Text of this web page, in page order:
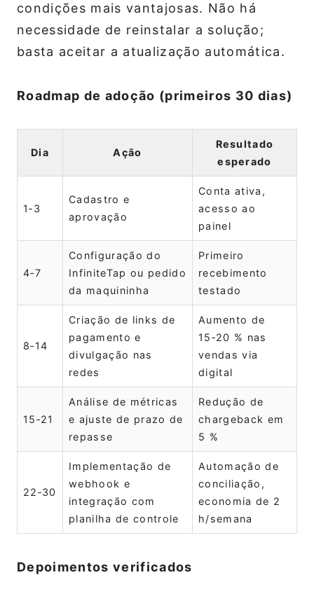
condições mais vantajosas. Não há
necessidade de reinstalar a solução;
basta aceitar a atualização automática.
Roadmap de adoção (primeiros 30 dias)
Dia Ação
Resultado
esperado
1‑3
Cadastro e
aprovação
Conta ativa,
acesso ao
painel
4‑7
Configuração do
InfiniteTap ou pedido
da maquininha
Primeiro
recebimento
testado
8‑14
Criação de links de
pagamento e
divulgação nas
redes
Aumento de
15‑20 % nas
vendas via
digital
15‑21
Análise de métricas
e ajuste de prazo de
repasse
Redução de
chargeback em
5 %
22‑30
Implementação de
webhook e
integração com
planilha de controle
Automação de
conciliação,
economia de 2
h/semana
Depoimentos verificados